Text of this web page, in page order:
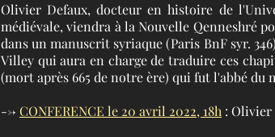
Olivier Defaux, docteur en histoire de
médiévale, viendra à la Nouvelle Qenneshré
dans un manuscrit syriaque (Paris BnF syr.
Villey qui aura en charge de traduire ces
(mort après 665 de notre ère) qui fut l'abbé du
--> CONFERENCE le 20 avril 2022, 18h : Olivier